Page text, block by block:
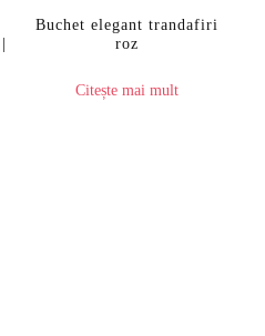
Buchet elegant trandafiri
roz
Citește mai mult